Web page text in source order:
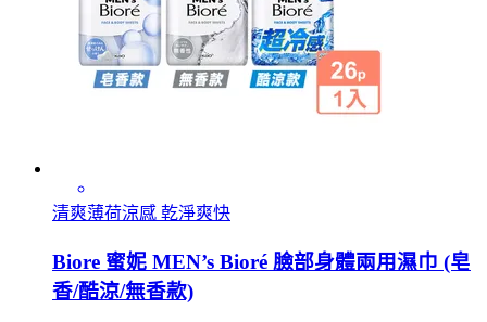
清爽薄荷涼感 乾淨爽快
Biore 蜜妮 MEN’s Bioré 臉部身體兩用濕巾 (皂
香/酷涼/無香款)